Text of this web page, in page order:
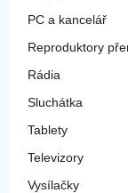
PC a kancelář
Reproduktory
Rádia
Sluchátka
Tablety
Televizory
Vysílačky